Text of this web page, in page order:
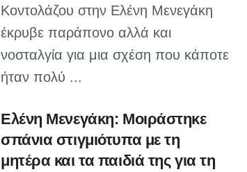
Κοντολάζου στην Ελένη Μενεγάκη
έκρυβε παράπονο αλλά και
νοσταλγία για μια σχέση που κάποτε
ήταν πολύ ...
Ελένη Μενεγάκη: Μοιράστηκε
σπάνια στιγμιότυπα με τη
μητέρα και τα παιδιά της για τη